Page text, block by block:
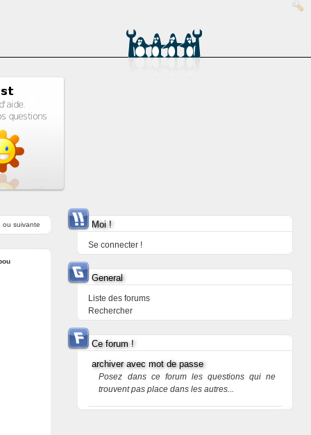
ou suivante Moi !
Se connecter !
General
Liste des forums
Rechercher
Ce forum !
archiver avec mot de passe
Posez dans ce forum les questions qui ne
trouvent pas place dans les autres...